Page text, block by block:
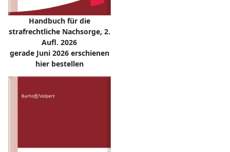
Handbuch für die
strafrechtliche Nachsorge, 2.
Aufl. 2026
gerade Juni 2026 erschienen
hier bestellen